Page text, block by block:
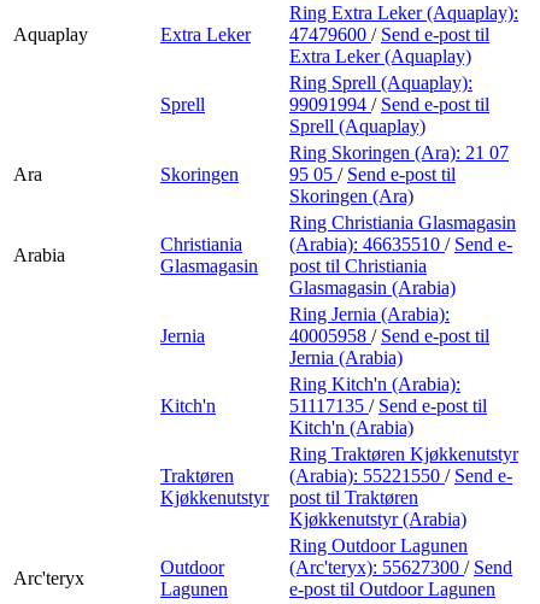
Aquaplay Extra Leker
Ring Extra Leker (Aquaplay):
47479600 / Send e-post til
Extra Leker (Aquaplay)
Sprell
Ring Sprell (Aquaplay):
99091994 / Send e-post til
Sprell (Aquaplay)
Ara Skoringen
Ring Skoringen (Ara): 21 07
95 05 / Send e-post til
Skoringen (Ara)
Arabia
Christiania
Glasmagasin
Ring Christiania Glasmagasin
(Arabia): 46635510 / Send e-
post til Christiania
Glasmagasin (Arabia)
Jernia
Ring Jernia (Arabia):
40005958 / Send e-post til
Jernia (Arabia)
Kitch'n
Ring Kitch'n (Arabia):
51117135 / Send e-post til
Kitch'n (Arabia)
Traktøren
Kjøkkenutstyr
Ring Traktøren Kjøkkenutstyr
(Arabia): 55221550 / Send e-
post til Traktøren
Kjøkkenutstyr (Arabia)
Arc'teryx
Outdoor
Lagunen
Ring Outdoor Lagunen
(Arc'teryx): 55627300 / Send
e-post til Outdoor Lagunen